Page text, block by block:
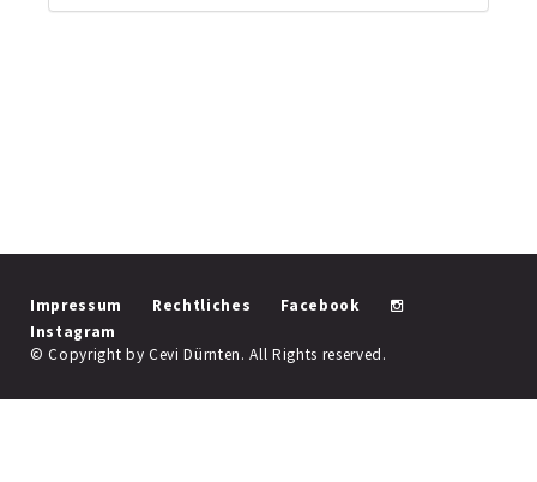
Impressum Rechtliches
Facebook
Instagram
© Copyright by Cevi Dürnten. All Rights reserved.